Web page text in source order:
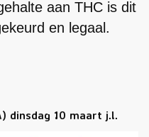
aan THC is dit
en legaal.
dinsdag 10 maart j.l.